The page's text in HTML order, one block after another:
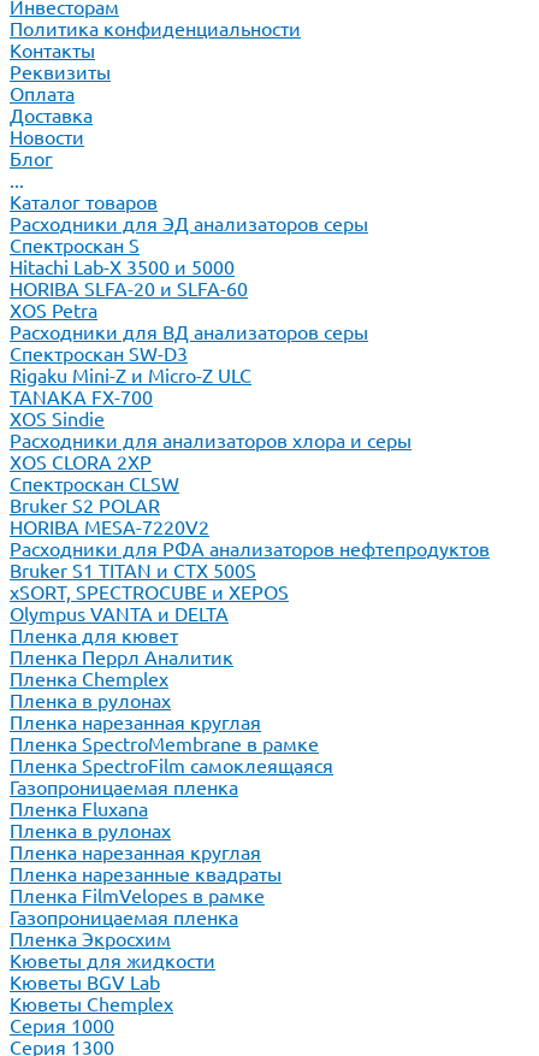
Инвесторам
Политика конфиденциальности
Контакты
Реквизиты
Оплата
Доставка
Новости
Блог
...
Каталог товаров
Расходники для ЭД анализаторов серы
Спектроскан S
Hitachi Lab-X 3500 и 5000
HORIBA SLFA-20 и SLFA-60
XOS Petra
Расходники для ВД анализаторов серы
Спектроскан SW-D3
Rigaku Mini-Z и Micro-Z ULC
TANAKA FX-700
XOS Sindie
Расходники для анализаторов хлора и серы
XOS CLORA 2XP
Спектроскан CLSW
Bruker S2 POLAR
HORIBA MESA-7220V2
Расходники для РФА анализаторов нефтепродуктов
Bruker S1 TITAN и CTX 500S
xSORT, SPECTROCUBE и XEPOS
Olympus VANTA и DELTA
Пленка для кювет
Пленка Перрл Аналитик
Пленка Chemplex
Пленка в рулонах
Пленка нарезанная круглая
Пленка SpectroMembrane в рамке
Пленка SpectroFilm самоклеящаяся
Газопроницаемая пленка
Пленка Fluxana
Пленка в рулонах
Пленка нарезанная круглая
Пленка нарезанные квадраты
Пленка FilmVelopes в рамке
Газопроницаемая пленка
Пленка Экросхим
Кюветы для жидкости
Кюветы BGV Lab
Кюветы Chemplex
Серия 1000
Серия 1300